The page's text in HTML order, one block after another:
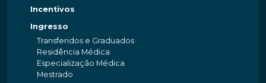
Incentivos
Ingresso
Transferidos e Graduados
Residência Médica
Especialização Médica
Mestrado